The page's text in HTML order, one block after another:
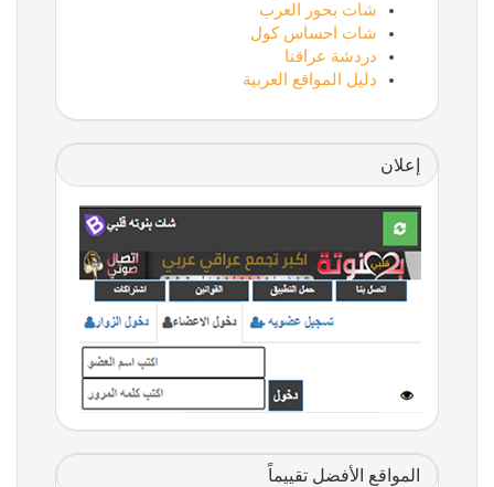
شات بحور العرب
شات احساس كول
دردشة عراقنا
دليل المواقع العربية
إعلان
المواقع الأفضل تقييماً